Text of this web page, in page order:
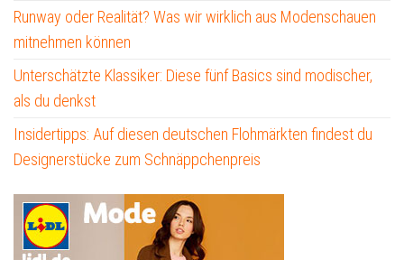
Runway oder Realität? Was wir wirklich aus Modenschauen
mitnehmen können
Unterschätzte Klassiker: Diese fünf Basics sind modischer,
als du denkst
Insidertipps: Auf diesen deutschen Flohmärkten findest du
Designerstücke zum Schnäppchenpreis